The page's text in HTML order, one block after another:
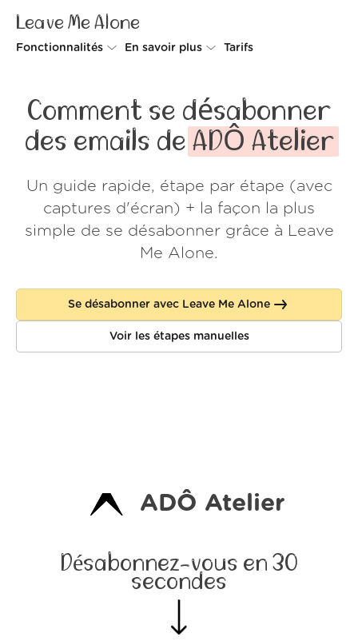
Leave Me Alone
Fonctionnalités
Spam Blocker
Ne pas déranger
En savoir plus
Comment ça fonctionne
Sécurité
Preuves d'amour
FAQ
Tarifs
Comment se désabonner
des emails de ADÔ Atelier
Un guide rapide, étape par étape (avec
captures d'écran) + la façon la plus
simple de se désabonner grâce à Leave
Me Alone.
Se désabonner avec Leave Me Alone
Voir les étapes manuelles
ADÔ Atelier
Désabonnez-vous en 30
secondes